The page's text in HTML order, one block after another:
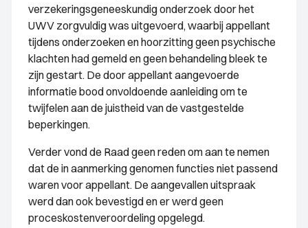
verzekeringsgeneeskundig onderzoek door het
UWV zorgvuldig was uitgevoerd, waarbij appellant
tijdens onderzoeken en hoorzitting geen psychische
klachten had gemeld en geen behandeling bleek te
zijn gestart. De door appellant aangevoerde
informatie bood onvoldoende aanleiding om te
twijfelen aan de juistheid van de vastgestelde
beperkingen.
Verder vond de Raad geen reden om aan te nemen
dat de in aanmerking genomen functies niet passend
waren voor appellant. De aangevallen uitspraak
werd dan ook bevestigd en er werd geen
proceskostenveroordeling opgelegd.